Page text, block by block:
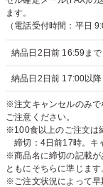
ます。
（電話受付時間：平日
納品日2日前 16:59まで
納品日2日前 17:00以降
※注文キャンセルのみで
ご注意ください。
※100食以上のご注文は
締切：4日前17時。キ
※商品名に締切の記載が
ともにそちらに準じます
※ご注文状況によって早